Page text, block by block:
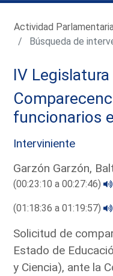
Actividad
Búsqueda de
IV Legislatura
funcionarios
Interviniente
Garzón Garzón,
(00:23:10 a 00:27:46)
(01:18:36 a 01:19:57)
Solicitud de
Estado de
y Ciencia), ante la